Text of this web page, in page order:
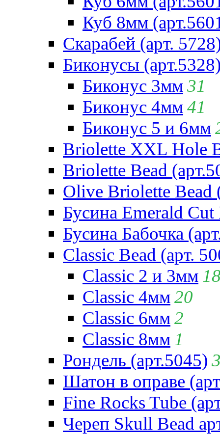
Куб 8мм
Скарабей (арт.
Биконусы
Биконус 3мм31
Биконус 4мм41
Биконус 5 и 6мм
Briolette XXL Hole
Briolette Bead
Olive Briolette Bead
Бусина Emerald Cut
Бусина Бабочка
Classic Bead (арт.
Classic 2 и 3мм
Classic 4мм20
Classic 6мм2
Classic 8мм 1
Рондель (арт.5045)
Шатон в оправе
Fine Rocks Tube
Череп Skull Bead